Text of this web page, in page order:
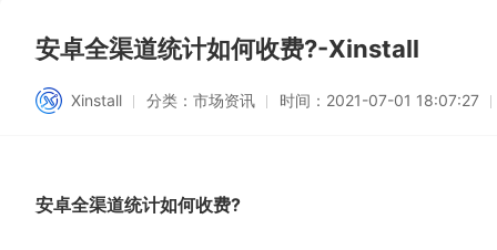
安卓全渠道统计如何收费?-Xinstall
Xinstall 分类： 市场资讯 时间： 2021-07-01 18:07:27
安卓全渠道统计如何收费?